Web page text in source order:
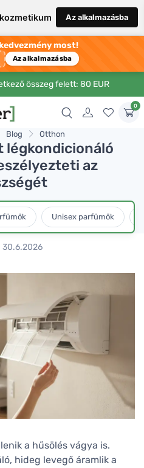
Az alkalmazásba
most!
Az alkalmazásba
összeg felett: 80 EUR
0
Blog Otthon
légkondicionáló
az
Unisex parfümök
30.6.2026
a hűsölés vágya is.
hideg levegő áramlik a